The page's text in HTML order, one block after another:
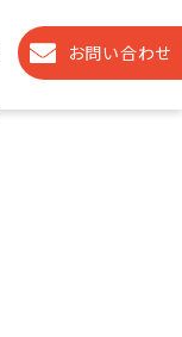
お問い合わせ